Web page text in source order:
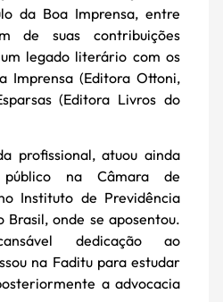
da Boa Imprensa, entre
de suas contribuições
legado literário com os
Imprensa (Editora Ottoni,
(Editora Livros do
profissional, atuou ainda
na Câmara de
Instituto de Previdência
Brasil, onde se aposentou.
dedicação ao
na Faditu para estudar
a advocacia